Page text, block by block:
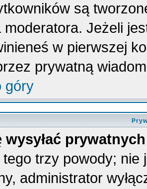
są
Jeżeli
w pierwszej
prywatną
góry
wysyłać
trzy powody;
administrator